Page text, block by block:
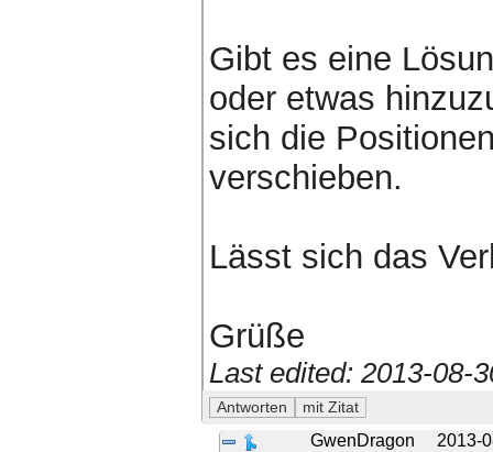
Gibt es eine
oder etwas
sich die
verschieben.
Lässt sich das
Grüße
Last edited: 2013-08-
GwenDragon 2013-